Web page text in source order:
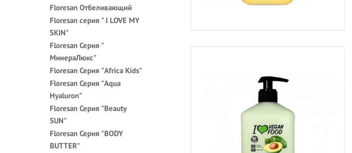
Floresan Отбеливающий
Floresan серия " I LOVE MY
SKIN"
Floresan Серия "
МинераЛюкс"
Floresan Серия "Africa Kids"
Floresan Серия "Aqua
Hyaluron"
Floresan Серия "Beauty
SUN"
Floresan Серия "BODY
BUTTER"